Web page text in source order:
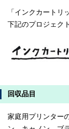
「インクカートリ
下記のプロジェク
回収品目
家庭用プリンター